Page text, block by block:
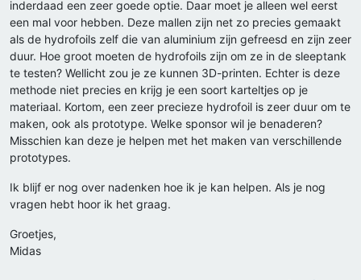
inderdaad een zeer goede optie. Daar moet je alleen wel eerst
een mal voor hebben. Deze mallen zijn net zo precies gemaakt
als de hydrofoils zelf die van aluminium zijn gefreesd en zijn zeer
duur. Hoe groot moeten de hydrofoils zijn om ze in de sleeptank
te testen? Wellicht zou je ze kunnen 3D-printen. Echter is deze
methode niet precies en krijg je een soort karteltjes op je
materiaal. Kortom, een zeer precieze hydrofoil is zeer duur om te
maken, ook als prototype. Welke sponsor wil je benaderen?
Misschien kan deze je helpen met het maken van verschillende
prototypes.
Ik blijf er nog over nadenken hoe ik je kan helpen. Als je nog
vragen hebt hoor ik het graag.
Groetjes,
Midas